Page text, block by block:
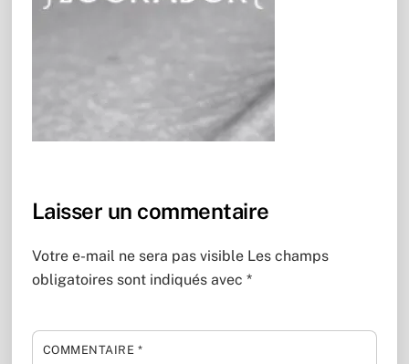
Laisser un commentaire
Votre e-mail ne sera pas visible Les champs
obligatoires sont indiqués avec *
COMMENTAIRE *